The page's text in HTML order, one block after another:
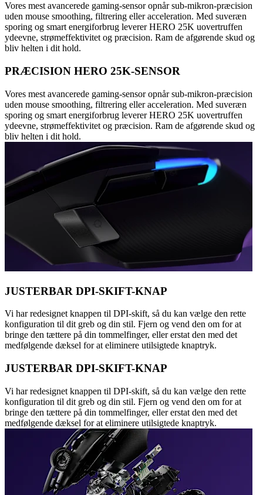
Vores mest avancerede gaming-sensor opnår sub-mikron-præcision
uden mouse smoothing, filtrering eller acceleration. Med suveræn
sporing og smart energiforbrug leverer HERO 25K uovertruffen
ydeevne, strømeffektivitet og præcision. Ram de afgørende skud og
bliv helten i dit hold.
PRÆCISION HERO 25K-SENSOR
Vores mest avancerede gaming-sensor opnår sub-mikron-præcision
uden mouse smoothing, filtrering eller acceleration. Med suveræn
sporing og smart energiforbrug leverer HERO 25K uovertruffen
ydeevne, strømeffektivitet og præcision. Ram de afgørende skud og
bliv helten i dit hold.
JUSTERBAR DPI-SKIFT-KNAP
Vi har redesignet knappen til DPI-skift, så du kan vælge den rette
konfiguration til dit greb og din stil. Fjern og vend den om for at
bringe den tættere på din tommelfinger, eller erstat den med det
medfølgende dæksel for at eliminere utilsigtede knaptryk.
JUSTERBAR DPI-SKIFT-KNAP
Vi har redesignet knappen til DPI-skift, så du kan vælge den rette
konfiguration til dit greb og din stil. Fjern og vend den om for at
bringe den tættere på din tommelfinger, eller erstat den med det
medfølgende dæksel for at eliminere utilsigtede knaptryk.